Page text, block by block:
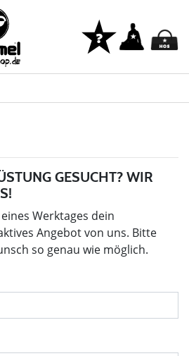
GESUCHT? WIR
Werktages dein
Angebot von uns. Bitte
so genau wie möglich.